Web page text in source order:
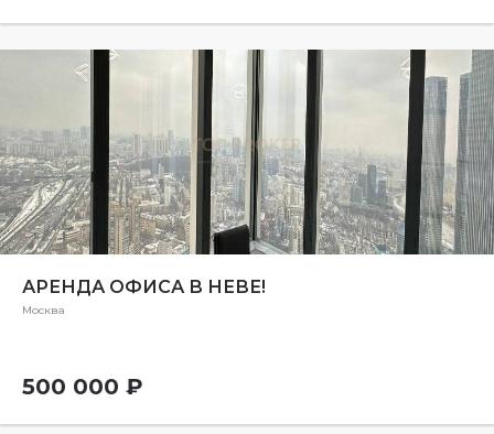
Количество комнат
5 и более
АРЕНДА ОФИСА В НЕВЕ!
Москва
500 000 ₽